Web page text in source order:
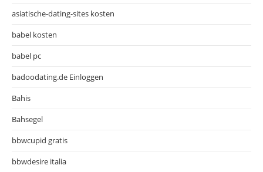
asiatische-dating-sites kosten
babel kosten
babel pc
badoodating.de Einloggen
Bahis
Bahsegel
bbwcupid gratis
bbwdesire italia